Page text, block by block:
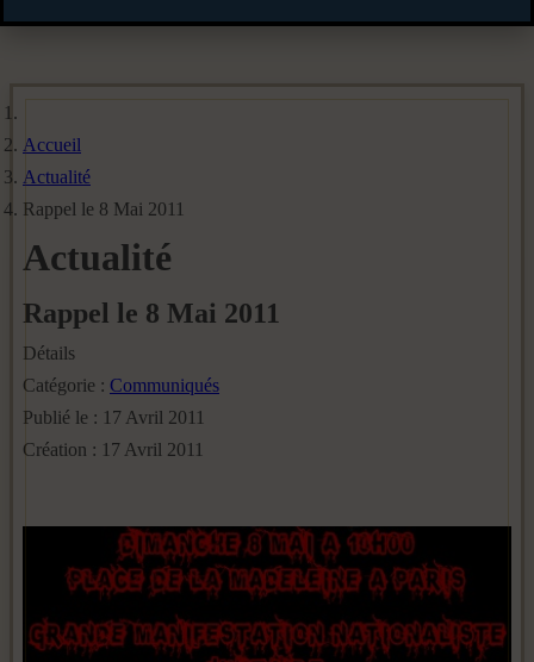
Accueil
Actualité
Rappel le 8 Mai 2011
Actualité
Rappel le 8 Mai 2011
Détails
Catégorie : Communiqués
Publié le : 17 Avril 2011
Création : 17 Avril 2011